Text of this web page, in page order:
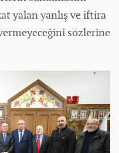
yalan yanlış ve iftira
sözlerine